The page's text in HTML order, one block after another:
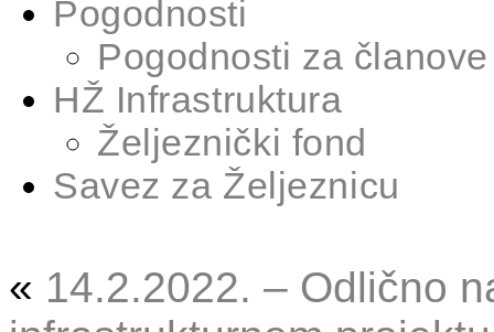
Pogodnosti
Pogodnosti za članove
HŽ Infrastruktura
Željeznički fond
Savez za Željeznicu
« 14.2.2022. – Odlično